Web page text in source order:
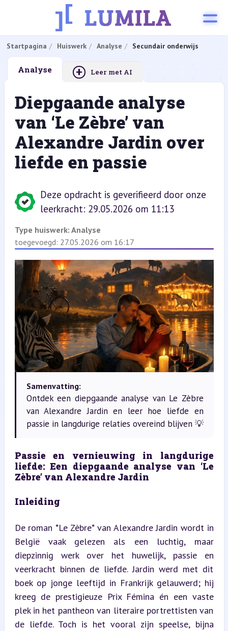
Startpagina Huiswerk Analyse Secundair onderwijs
Analyse + Leer met AI
Diepgaande analyse
van ‘Le Zèbre’ van
Alexandre Jardin over
liefde en passie
Deze opdracht is geverifieerd door onze
leerkracht: 29.05.2026 om 11:13
Type huiswerk: Analyse
toegevoegd: 27.05.2026 om 16:17
Samenvatting:
Ontdek een diepgaande analyse van Le Zèbre
van Alexandre Jardin en leer hoe liefde en
passie in langdurige relaties overeind blijven 💡
Passie en vernieuwing in langdurige
liefde: Een diepgaande analyse van ‘Le
Zèbre’ van Alexandre Jardin
Inleiding
De roman *Le Zèbre* van Alexandre Jardin wordt in
België vaak gelezen als een luchtig, maar
diepzinnig werk over het huwelijk, passie en
veerkracht binnen de liefde. Jardin werd met dit
boek op jonge leeftijd in Frankrijk gelauwerd; hij
kreeg de prestigieuze Prix Fémina én een vaste
plek in het pantheon van literaire portrettisten van
de liefde. Toch is het vooral zijn speelse, bijna